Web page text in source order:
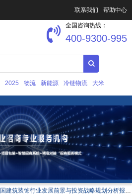
联系我们 帮助中心
2025 物流 新能源 冷链物流 大米
全国咨询热线：
400-9300-995
建筑装饰行业发展前景与投资战略规划分析报告